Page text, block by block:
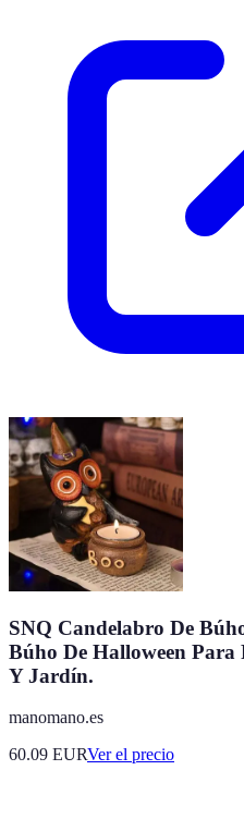
SNQ Candelabro De
Búho De Halloween Para
Y Jardín.
manomano.es
60.09 EURVer el precio